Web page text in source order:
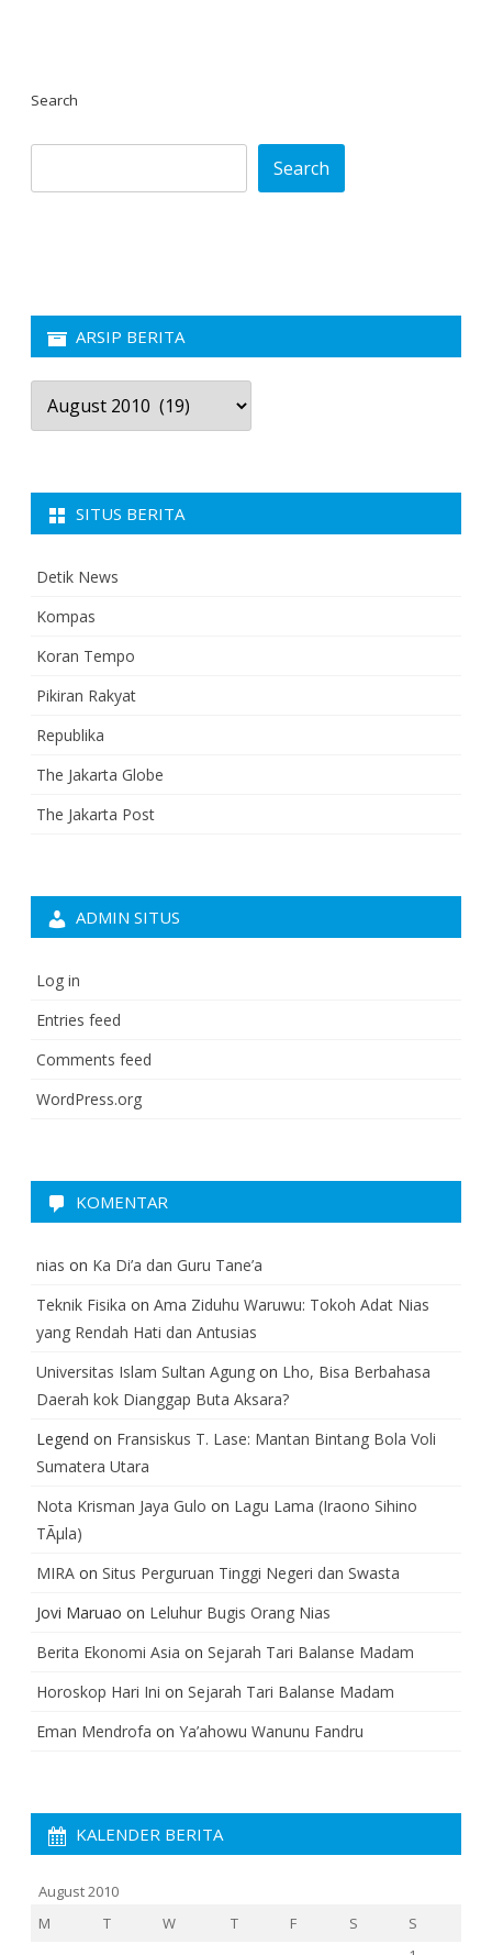
Search
Search
ARSIP BERITA
Arsip
Berita
SITUS BERITA
Detik News
Kompas
Koran Tempo
Pikiran Rakyat
Republika
The Jakarta Globe
The Jakarta Post
ADMIN SITUS
Log in
Entries feed
Comments feed
WordPress.org
KOMENTAR
nias on Ka Di’a dan Guru Tane’a
Teknik Fisika on Ama Ziduhu Waruwu: Tokoh Adat Nias
yang Rendah Hati dan Antusias
Universitas Islam Sultan Agung on Lho, Bisa Berbahasa
Daerah kok Dianggap Buta Aksara?
Legend on Fransiskus T. Lase: Mantan Bintang Bola Voli
Sumatera Utara
Nota Krisman Jaya Gulo on Lagu Lama (Iraono Sihino
TÃµla)
MIRA on Situs Perguruan Tinggi Negeri dan Swasta
Jovi Maruao on Leluhur Bugis Orang Nias
Berita Ekonomi Asia on Sejarah Tari Balanse Madam
Horoskop Hari Ini on Sejarah Tari Balanse Madam
Eman Mendrofa on Ya’ahowu Wanunu Fandru
KALENDER BERITA
August 2010
M
T W T F S
S